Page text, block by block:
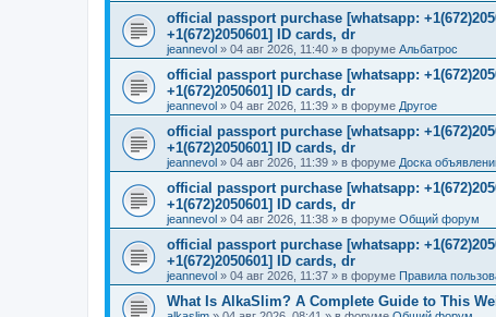
official passport purchase [whatsapp:
+1(672)2050601] ID cards, dr
jeannevol » 04 авг 2026, 11:40 » в форуме Альбатрос
official passport purchase [whatsapp:
+1(672)2050601] ID cards, dr
jeannevol » 04 авг 2026, 11:39 » в форуме Другое
official passport purchase [whatsapp:
+1(672)2050601] ID cards, dr
jeannevol » 04 авг 2026, 11:39 » в форуме Доска
official passport purchase [whatsapp:
+1(672)2050601] ID cards, dr
jeannevol » 04 авг 2026, 11:38 » в форуме Общий форум
official passport purchase [whatsapp:
+1(672)2050601] ID cards, dr
jeannevol » 04 авг 2026, 11:37 » в форуме Правила
What Is AlkaSlim? A Complete Guide to This